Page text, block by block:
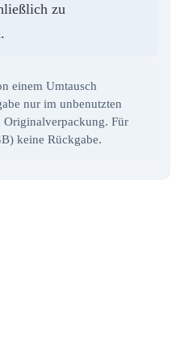
zu
einem Umtausch
nur im unbenutzten
Für
keine Rückgabe.